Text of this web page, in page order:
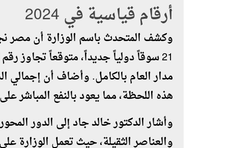
أرقام قياسية في 2024
هذه اللحظة، مما يعود بالنفع المباشر
وأشار الدكتور خالد جاد إلى الدور
والعناصر الثقيلة، حيث تعمل الوزارة